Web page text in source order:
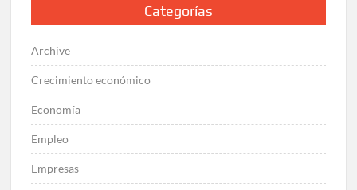
Categorías
Archive
Crecimiento económico
Economía
Empleo
Empresas